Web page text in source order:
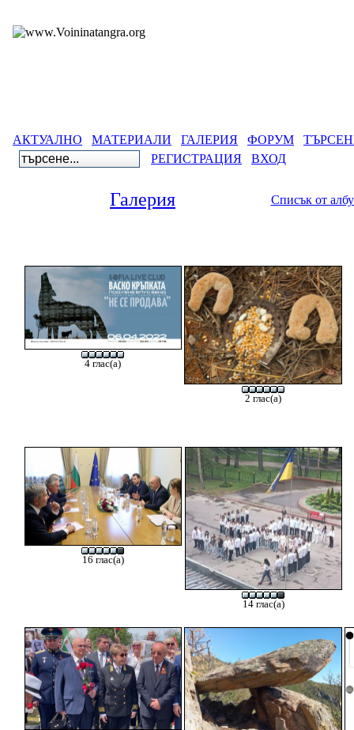
АКТУАЛНО МАТЕРИАЛИ ГАЛЕРИЯ ФОРУМ
РЕГИСТРАЦИЯ
ВХОД
Галерия Списък от
4 глас(а)
2 глас(а)
16 глас(а)
14 глас(а)